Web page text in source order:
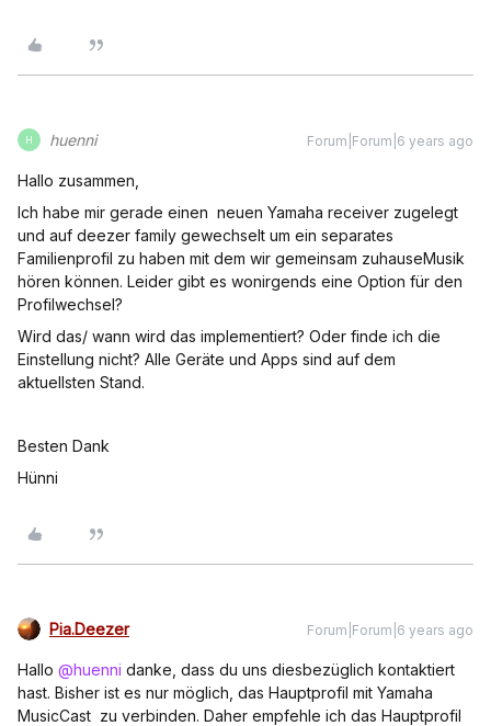
H huenni Forum|Forum|6 years ago
Hallo zusammen,
Ich habe mir gerade einen neuen Yamaha receiver zugelegt
und auf deezer family gewechselt um ein separates
Familienprofil zu haben mit dem wir gemeinsam zuhauseMusik
hören können. Leider gibt es wonirgends eine Option für den
Profilwechsel?
Wird das/ wann wird das implementiert? Oder finde ich die
Einstellung nicht? Alle Geräte und Apps sind auf dem
aktuellsten Stand.
Besten Dank
Hünni
Pia.Deezer Forum|Forum|6 years ago
Hallo @huenni danke, dass du uns diesbezüglich kontaktiert
hast. Bisher ist es nur möglich, das Hauptprofil mit Yamaha
MusicCast zu verbinden. Daher empfehle ich das Hauptprofil